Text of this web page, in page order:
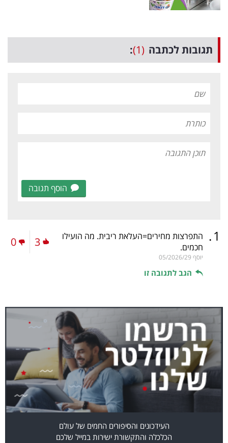
תגובות לכתבה (1)
:
הוסף תגובה
1
. התפרצות מחירים=העלאת ריבית. מה הועילו
חכמים.
יוסף 05/2026/29
הגב לתגובה זו
3
0
העידכונים והסיפורים החמים של עולם
הכלכלה והתקשורת ישירות במייל שלכם